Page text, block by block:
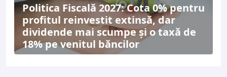
Politica Fiscală 2027: Cota 0% pentru
profitul reinvestit extinsă, dar
dividende mai scumpe și o taxă de
18% pe venitul băncilor